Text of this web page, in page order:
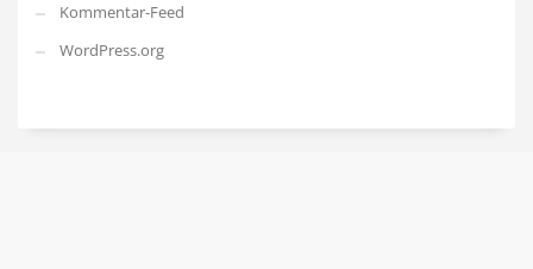
Kommentar-Feed
WordPress.org